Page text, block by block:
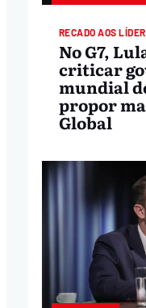
RECADO AOS
No G7,
criticar
mundial
propor
Global